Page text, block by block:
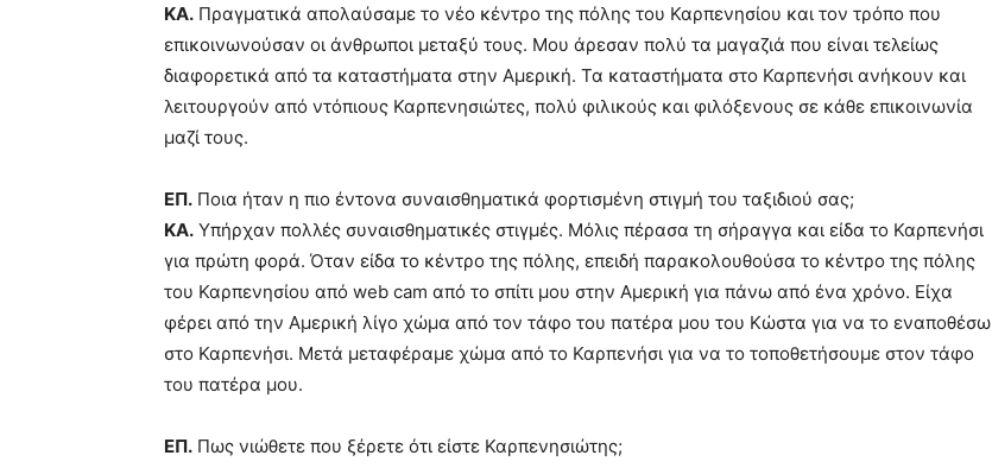
ΚΑ. Πραγματικά απολαύσαμε το νέο κέντρο της πόλης του Καρπενησίου και τον τρόπο που
επικοινωνούσαν οι άνθρωποι μεταξύ τους. Μου άρεσαν πολύ τα μαγαζιά που είναι τελείως
διαφορετικά από τα καταστήματα στην Αμερική. Τα καταστήματα στο Καρπενήσι ανήκουν και
λειτουργούν από ντόπιους Καρπενησιώτες, πολύ φιλικούς και φιλόξενους σε κάθε επικοινωνία
μαζί τους.
ΕΠ. Ποια ήταν η πιο έντονα συναισθηματικά φορτισμένη στιγμή του ταξιδιού σας;
ΚΑ. Υπήρχαν πολλές συναισθηματικές στιγμές. Μόλις πέρασα τη σήραγγα και είδα το Καρπενήσι
για πρώτη φορά. Όταν είδα το κέντρο της πόλης, επειδή παρακολουθούσα το κέντρο της πόλης
του Καρπενησίου από web cam από το σπίτι μου στην Αμερική για πάνω από ένα χρόνο. Είχα
φέρει από την Αμερική λίγο χώμα από τον τάφο του πατέρα μου του Κώστα για να το εναποθέσω
στο Καρπενήσι. Μετά μεταφέραμε χώμα από το Καρπενήσι για να το τοποθετήσουμε στον τάφο
του πατέρα μου.
ΕΠ. Πως νιώθετε που ξέρετε ότι είστε Καρπενησιώτης;